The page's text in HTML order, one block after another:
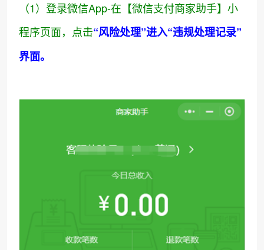
（1）登录微信App-在【微信支付商家助手】小
程序页面，点击“风险处理”进入“违规处理记录”
界面。